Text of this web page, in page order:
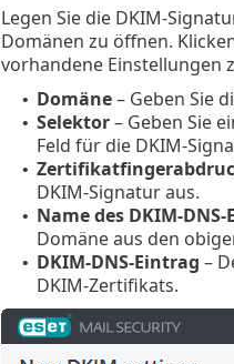
Legen Sie die DKIM-
Domänen zu öffnen.
vorhandene Einstellungen
• Domäne– Geben Sie
• Selektor– Geben Sie
Feld für die DKIM-
•
DKIM-Signatur aus.
• Name des DKIM-
Domäne aus den
• DKIM-DNS-Eintrag –
DKIM-Zertifikats.